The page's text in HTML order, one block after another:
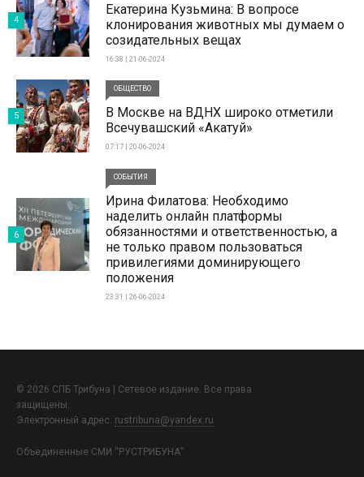
Екатерина Кузьмина: В вопросе
клонирования животных мы думаем о
созидательных вещах
16:38 | 21-06-2024
4
ОБЩЕСТВО
В Москве на ВДНХ широко отметили
Всечувашский «Акатуй»
07:17 | 20-06-2024
5
СОБЫТИЯ
Ирина Филатова: Необходимо
наделить онлайн платформы
обязанностями и ответственностью, а
не только правом пользоваться
привилегиями доминирующего
положения
23:31 | 26-06-2024
6
© 2026 СПБ Трибуна | Сетевое издание. Все права
защищены.
Электронный адрес: rustribuna@yandex.ru
Объединенные СМИ “РУСТРИБУНА”